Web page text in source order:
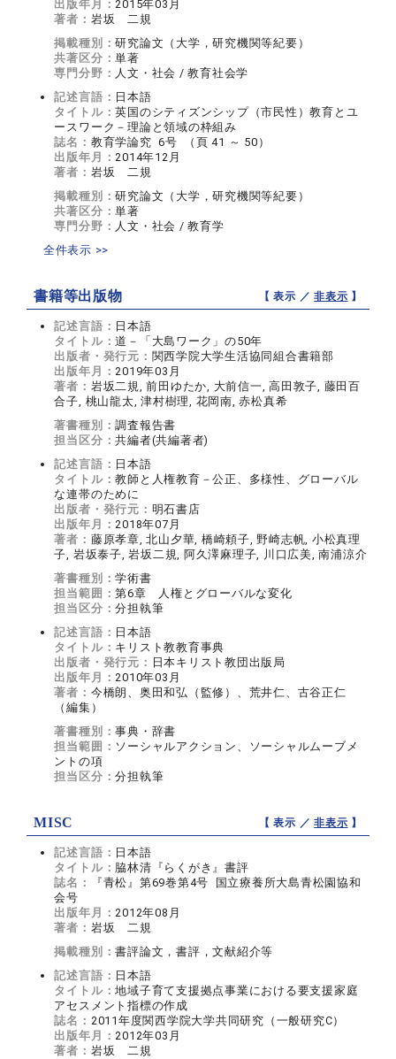
出版年月：2015年03月
著者： 岩坂 二規
掲載種別：研究論文（大学，研究機関等紀要）
共著区分：単著
専門分野： 人文・社会 / 教育社会学
記述言語： 日本語
タイトル：英国のシティズンシップ（市民性）教育とユ
ースワーク－理論と領域の枠組み
誌名： 教育学論究 6号 （頁 41 ～ 50）
出版年月：2014年12月
著者： 岩坂 二規
掲載種別：研究論文（大学，研究機関等紀要）
共著区分：単著
専門分野： 人文・社会 / 教育学
全件表示 >>
書籍等出版物 【 表示 ／非表示 】
記述言語： 日本語
タイトル：道－「大島ワーク」の50年
出版者・発行元： 関西学院大学生活協同組合書籍部
出版年月：2019年03月
著者： 岩坂二規, 前田ゆたか, 大前信一, 高田敦子, 藤田百
合子, 桃山龍太, 津村樹理, 花岡南, 赤松真希
著書種別：調査報告書
担当区分：共編者(共編著者)
記述言語： 日本語
タイトル：教師と人権教育－公正、多様性、グローバル
な連帯のために
出版者・発行元： 明石書店
出版年月：2018年07月
著者： 藤原孝章, 北山夕華, 橋崎頼子, 野崎志帆, 小松真理
子, 岩坂泰子, 岩坂二規, 阿久澤麻理子, 川口広美, 南浦涼介
著書種別：学術書
担当範囲：第6章 人権とグローバルな変化
担当区分：分担執筆
記述言語： 日本語
タイトル： キリスト教教育事典
出版者・発行元： 日本キリスト教団出版局
出版年月：2010年03月
著者： 今橋朗、奥田和弘（監修）、荒井仁、古谷正仁
（編集）
著書種別：事典・辞書
担当範囲： ソーシャルアクション、ソーシャルムーブメ
ントの項
担当区分：分担執筆
MISC 【 表示 ／非表示 】
記述言語： 日本語
タイトル： 脇林清『らくがき』書評
誌名：
『青松』第69巻第4号 国立療養所大島青松園協和
会号
出版年月：2012年08月
著者： 岩坂 二規
掲載種別：書評論文，書評，文献紹介等
記述言語： 日本語
タイトル：地域子育て支援拠点事業における要支援家庭
アセスメント指標の作成
誌名： 2011年度関西学院大学共同研究（一般研究C）
出版年月：2012年03月
著者： 岩坂 二規